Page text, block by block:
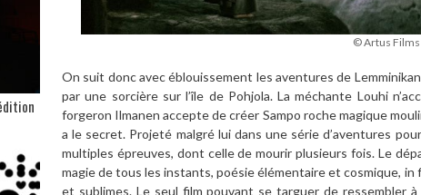
© Artus Films
On suit donc avec éblouissement les aventures de
par une sorcière sur l’île de Pohjola. La méchante Louhi
forgeron Ilmanen accepte de créer Sampo roche magique
a le secret. Projeté malgré lui dans une série d’aventures
multiples épreuves, dont celle de mourir plusieurs fois. Le
magie de tous les instants, poésie élémentaire et cosmique, in
et sublimes. Le seul film pouvant se targuer de ressembler